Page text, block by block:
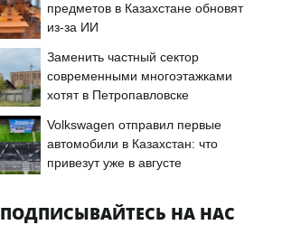
предметов в Казахстане обновят
из-за ИИ
Заменить частный сектор
современными многоэтажками
хотят в Петропавловске
Volkswagen отправил первые
автомобили в Казахстан: что
привезут уже в августе
ПОДПИСЫВАЙТЕСЬ НА НАС